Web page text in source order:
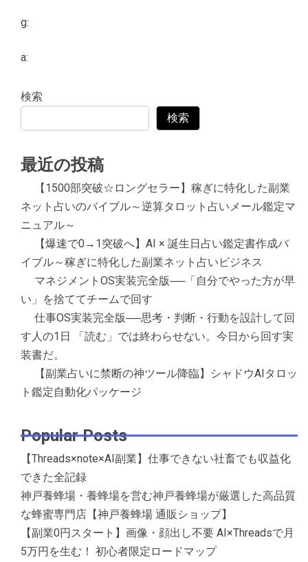
g:
a:
検索
検索
最近の投稿
【1500部突破☆ロングセラー】稼ぎに特化した副業
ネット占いのバイブル～逆算タロット占いメール鑑定マ
ニュアル～
【爆速で0→1突破へ】AI × 誕生日占い鑑定書作成バ
イブル～稼ぎに特化した副業ネット占いビジネス
マネジメントOS実装完全版──「自分でやった方が早
い」を捨ててチームで回す
仕事OS実装完全版──思考・判断・行動を設計して回
す人の1日 「読む」では終わらせない。今日から回す実
装書だ。
【副業占いに禁断の神ツール降臨】シャドウAIタロッ
ト鑑定自動化パッケージ
Popular Posts
【Threads×note×AI副業】仕事できない社畜でも収益化
できた全記録
神戸養蜂場・養蜂場を営む神戸養蜂場が厳選した高品質
な蜂蜜専門店【神戸養蜂場 通販ショップ】
【副業0円スタート】画像・顔出し不要 AI×Threadsで月
5万円を生む！ 初心者限定ロードマップ